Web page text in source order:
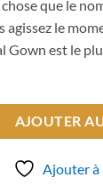
que le
agissez le
Gown est le
AJOUTER
Ajouter à